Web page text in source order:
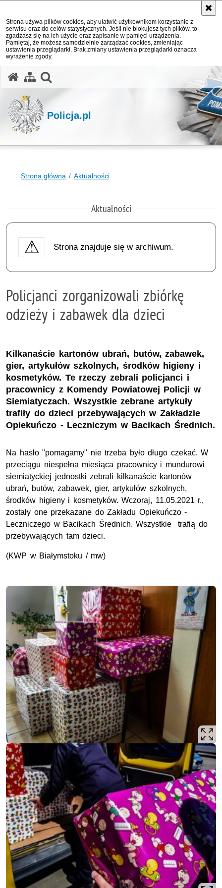
Strona używa plików cookies, aby ułatwić użytkownikom korzystanie z
serwisu oraz do celów statystycznych. Jeśli nie blokujesz tych plików, to
zgadzasz się na ich użycie oraz zapisanie w pamięci urządzenia.
Pamiętaj, że możesz samodzielnie zarządzać cookies, zmieniając
ustawienia przeglądarki. Brak zmiany ustawienia przeglądarki oznacza
wyrażenie zgody.
Policja.pl
Strona główna Aktualności
Aktualności
Strona znajduje się w archiwum.
Policjanci zorganizowali zbiórkę
odzieży i zabawek dla dzieci
Kilkanaście kartonów ubrań, butów, zabawek,
gier, artykułów szkolnych, środków higieny i
kosmetyków. Te rzeczy zebrali policjanci i
pracownicy z Komendy Powiatowej Policji w
Siemiatyczach. Wszystkie zebrane artykuły
trafiły do dzieci przebywających w Zakładzie
Opiekuńczo - Leczniczym w Bacikach Średnich.
Na hasło "pomagamy" nie trzeba było długo czekać. W
przeciągu niespełna miesiąca pracownicy i mundurowi
siemiatyckiej jednostki zebrali kilkanaście kartonów
ubrań, butów, zabawek, gier, artykułów szkolnych,
środków higieny i kosmetyków. Wczoraj, 11.05.2021 r.,
zostały one przekazane do Zakładu Opiekuńczo -
Leczniczego w Bacikach Średnich. Wszystkie trafią do
przebywających tam dzieci.
(KWP w Białymstoku / mw)